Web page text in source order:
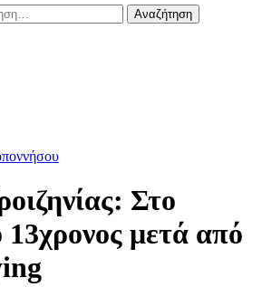
Στο
13χρονος μετά από